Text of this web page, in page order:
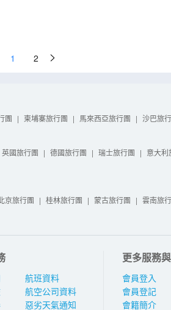
1 2
團 | 柬埔寨旅行團 | 馬來西亞旅行團 | 沙巴旅
英國旅行團 | 德國旅行團 | 瑞士旅行團 | 意大利
京旅行團 | 桂林旅行團 | 蒙古旅行團 | 雲南旅
航班資料
航空公司資料
惡劣天氣通知
更多服務
會員登入
會員登記
會籍簡介